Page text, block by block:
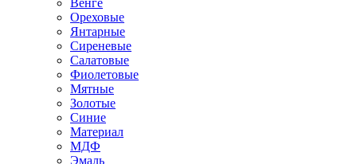
Венге
Ореховые
Янтарные
Сиреневые
Салатовые
Фиолетовые
Мятные
Золотые
Синие
Материал
МДФ
Эмаль